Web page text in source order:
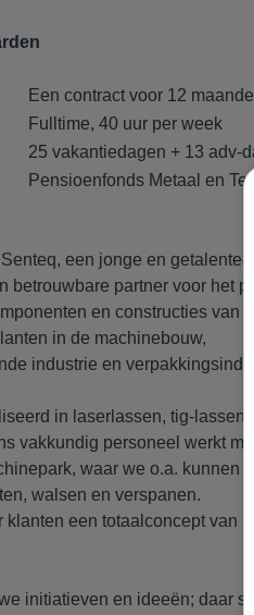
Een contract voor 12
Fulltime, 40 uur per week
25 vakantiedagen + 13 adv-
Pensioenfonds Metaal en
een jonge en
betrouwbare partner voor het
en constructies van
in de machinebouw,
industrie en
in laserlassen, tig-lassen
vakkundig personeel werkt met
waar we o.a. kunnen
walsen en verspanen.
klanten een totaalconcept van
initiatieven en ideeën; daar